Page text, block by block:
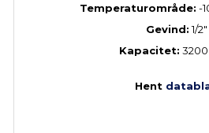
Temperaturområde: -
Gevind:1/2"
Kapacitet:
Hent